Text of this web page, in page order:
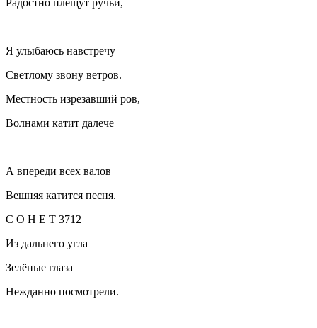
Я улыбаюсь навстречу
Светлому звону ветров.
Местность изрезавший ров,
Волнами катит далече
А впереди всех валов
Вешняя катится песня.
С О Н Е Т 3712
Из дальнего угла
Зелёные глаза
Нежданно посмотрели.